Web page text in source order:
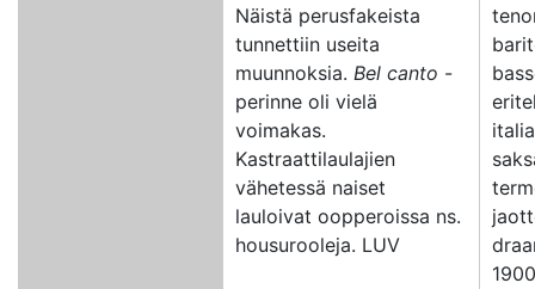
Näistä perusfakeista
tunnettiin useita
muunnoksia. Bel canto -
perinne oli vielä
voimakas.
Kastraattilaulajien
vähetessä naiset
lauloivat oopperoissa ns.
housurooleja. LUV